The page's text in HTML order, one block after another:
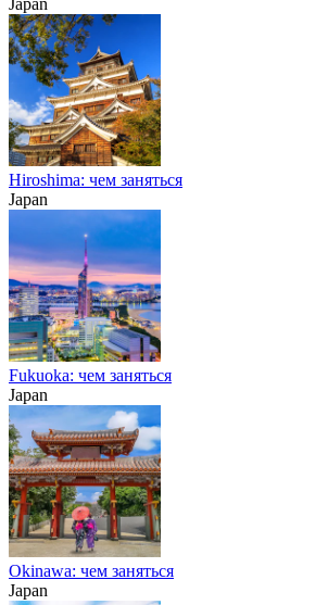
Japan
Hiroshima: чем заняться
Japan
Fukuoka: чем заняться
Japan
Okinawa: чем заняться
Japan